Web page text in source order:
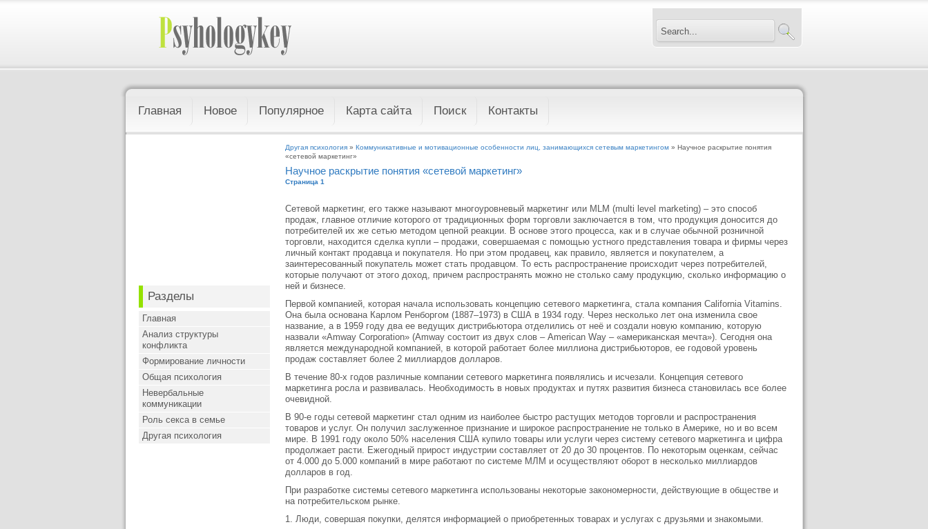
Главная Новое Популярное Карта сайта Поиск Контакты
Разделы
Главная
Анализ структуры
конфликта
Формирование личности
Общая психология
Невербальные
коммуникации
Роль секса в семье
Другая психология
Другая психология » Коммуникативные и мотивационные особенности лиц, занимающихся сетевым маркетингом » Научное раскрытие понятия
«сетевой маркетинг»
Научное раскрытие понятия «сетевой маркетинг»
Страница 1
Сетевой маркетинг, его также называют многоуровневый маркетинг или MLM (multi level marketing) – это способ
продаж, главное отличие которого от традиционных форм торговли заключается в том, что продукция доносится до
потребителей их же сетью методом цепной реакции. В основе этого процесса, как и в случае обычной розничной
торговли, находится сделка купли – продажи, совершаемая с помощью устного представления товара и фирмы через
личный контакт продавца и покупателя. Но при этом продавец, как правило, является и покупателем, а
заинтересованный покупатель может стать продавцом. То есть распространение происходит через потребителей,
которые получают от этого доход, причем распространять можно не столько саму продукцию, сколько информацию о
ней и бизнесе.
Первой компанией, которая начала использовать концепцию сетевого маркетинга, стала компания California Vitamins.
Она была основана Карлом Ренборгом (1887–1973) в США в 1934 году. Через несколько лет она изменила свое
название, а в 1959 году два ее ведущих дистрибьютора отделились от неё и создали новую компанию, которую
назвали «Amway Corporation» (Amway состоит из двух слов – American Way – «американская мечта»). Сегодня она
является международной компанией, в которой работает более миллиона дистрибьюторов, ее годовой уровень
продаж составляет более 2 миллиардов долларов.
В течение 80-х годов различные компании сетевого маркетинга появлялись и исчезали. Концепция сетевого
маркетинга росла и развивалась. Необходимость в новых продуктах и путях развития бизнеса становилась все более
очевидной.
В 90-е годы сетевой маркетинг стал одним из наиболее быстро растущих методов торговли и распространения
товаров и услуг. Он получил заслуженное признание и широкое распространение не только в Америке, но и во всем
мире. В 1991 году около 50% населения США купило товары или услуги через систему сетевого маркетинга и цифра
продолжает расти. Ежегодный прирост индустрии составляет от 20 до 30 процентов. По некоторым оценкам, сейчас
от 4.000 до 5.000 компаний в мире работают по системе МЛМ и осуществляют оборот в несколько миллиардов
долларов в год.
При разработке системы сетевого маркетинга использованы некоторые закономерности, действующие в обществе и
на потребительском рынке.
1. Люди, совершая покупки, делятся информацией о приобретенных товарах и услугах с друзьями и знакомыми.